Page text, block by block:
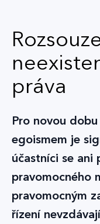
práva
Pro novou
egoismem je
účastníci se ani
pravomocného
pravomocným
řízení